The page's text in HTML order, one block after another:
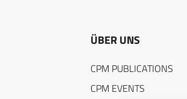
ÜBER UNS
CPM PUBLICATIONS
CPM EVENTS